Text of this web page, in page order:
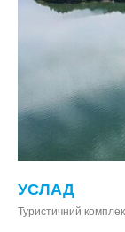
УСЛАД
Туристичний